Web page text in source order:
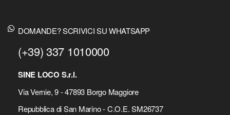
DOMANDE? SCRIVICI SU WHATSAPP
(+39) 337 1010000
SINE LOCO S.r.l.
Via Vernie, 9 - 47893 Borgo Maggiore
Repubblica di San Marino - C.O.E. SM26737